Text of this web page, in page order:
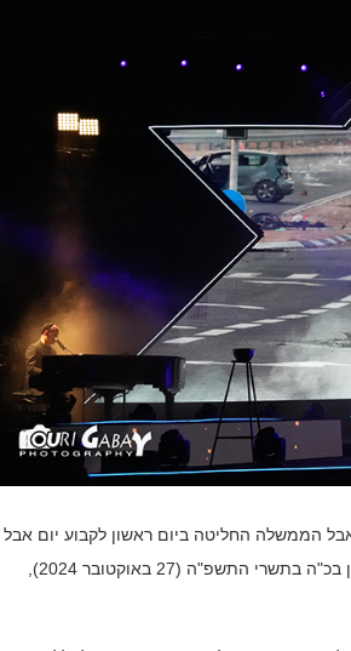
הממשלה החליטה ביום ראשון לקבוע יום אבל
לאומי נוסף לציון שנה למתקפת הטרור של 7 באוקטובר ולמלחמת "חרבות ברזל". היום יצוין בכ"ה בתשרי התשפ"ה (27 באוקטובר 2024),